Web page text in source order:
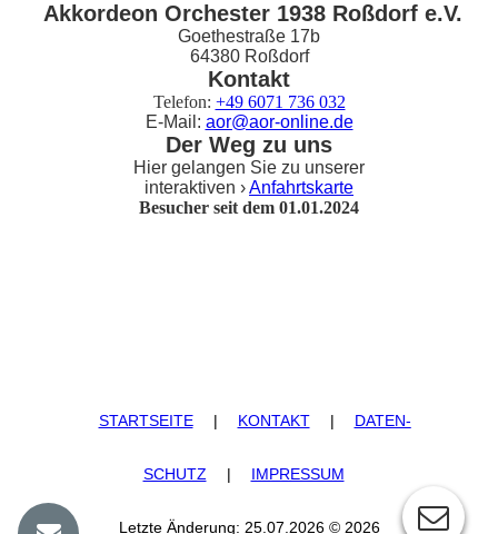
Akkordeon Orchester 1938 Roßdorf e.V.
Goethestraße 17b
64380 Roßdorf
Kontakt
Telefon: +49 6071 736 032
E-Mail: aor@aor-online.de
Der Weg zu uns
Hier gelangen Sie zu unserer
interaktiven ›Anfahrtskarte
Besucher seit dem 01.01.2024
STARTSEITE | KONTAKT | DATEN­
SCHUTZ | IMPRESSUM
Letzte Änderung: 25.07.2026 © 2026